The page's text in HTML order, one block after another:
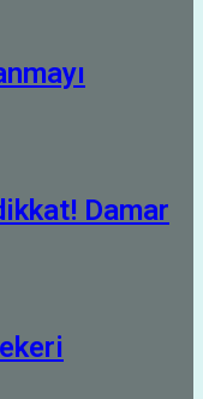
Damar